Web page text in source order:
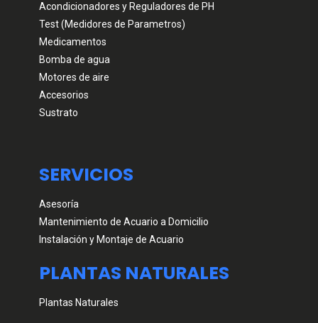
Acondicionadores y Reguladores de PH
Test (Medidores de Parametros)
Medicamentos
Bomba de agua
Motores de aire
Accesorios
Sustrato
SERVICIOS
Asesoría
Mantenimiento de Acuario a Domicilio
Instalación y Montaje de Acuario
PLANTAS NATURALES
Plantas Naturales